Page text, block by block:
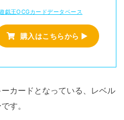
戯王OCGカードデータベース
購入はこちらから ▶
カードとなっている、レベル
す。